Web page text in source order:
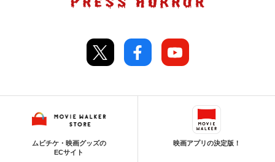
ムビチケ・映画グッズの
ECサイト
映画アプリの決定版！